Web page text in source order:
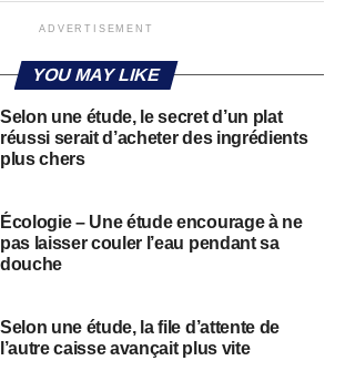
ADVERTISEMENT
YOU MAY LIKE
Selon une étude, le secret d’un plat
réussi serait d’acheter des ingrédients
plus chers
Écologie – Une étude encourage à ne
pas laisser couler l’eau pendant sa
douche
Selon une étude, la file d’attente de
l’autre caisse avançait plus vite